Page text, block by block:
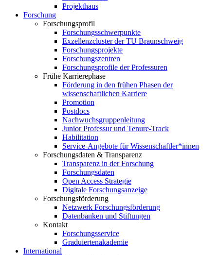
Projekthaus
Forschung
Forschungsprofil
Forschungsschwerpunkte
Exzellenzcluster der TU Braunschweig
Forschungsprojekte
Forschungszentren
Forschungsprofile der Professuren
Frühe Karrierephase
Förderung in den frühen Phasen der
wissenschaftlichen Karriere
Promotion
Postdocs
Nachwuchsgruppenleitung
Junior Professur und Tenure-Track
Habilitation
Service-Angebote für Wissenschaftler*innen
Forschungsdaten & Transparenz
Transparenz in der Forschung
Forschungsdaten
Open Access Strategie
Digitale Forschungsanzeige
Forschungsförderung
Netzwerk Forschungsförderung
Datenbanken und Stiftungen
Kontakt
Forschungsservice
Graduiertenakademie
International